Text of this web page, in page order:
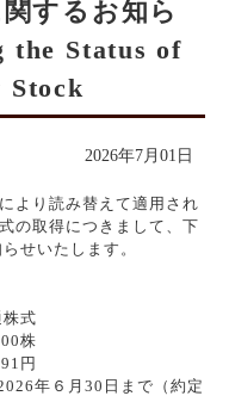
するお知ら
the Status of
Stock
2026年7月01日
より読み替えて適用され
の取得につきまして、下
せいたします。
式
株
円
年６月30日まで（約定